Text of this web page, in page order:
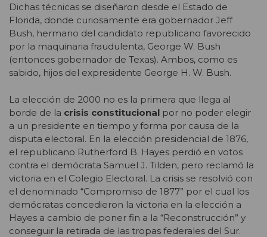
Dichas técnicas se diseñaron desde el Estado de
Florida, donde curiosamente era gobernador Jeff
Bush, hermano del candidato republicano favorecido
por la maquinaria fraudulenta, George W. Bush
(entonces gobernador de Texas). Ambos, como es
sabido, hijos del expresidente George H. W. Bush.
La elección de 2000 no es la primera que llega al
borde de la crisis constitucional por no poder elegir
a un presidente en tiempo y forma por causa de la
disputa electoral. En la elección presidencial de 1876,
el republicano Rutherford B. Hayes perdió en votos
contra el demócrata Samuel J. Tilden, pero reclamó la
victoria en el Colegio Electoral. La crisis se resolvió con
el denominado “Compromiso de 1877” por el cual los
demócratas concedieron la victoria en la elección a
Hayes a cambio de poner fin a la “Reconstrucción” y
conseguir la retirada de las tropas federales del Sur.